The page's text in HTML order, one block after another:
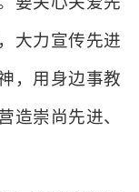
大力宣传先进
，用身边事教
造崇尚先进、